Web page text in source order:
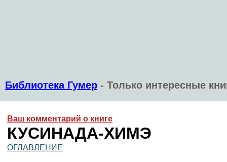
Библиотека Гумер - Только интересные
Ваш комментарий о книге
КУСИНАДА-ХИМЭ
ОГЛАВЛЕНИЕ